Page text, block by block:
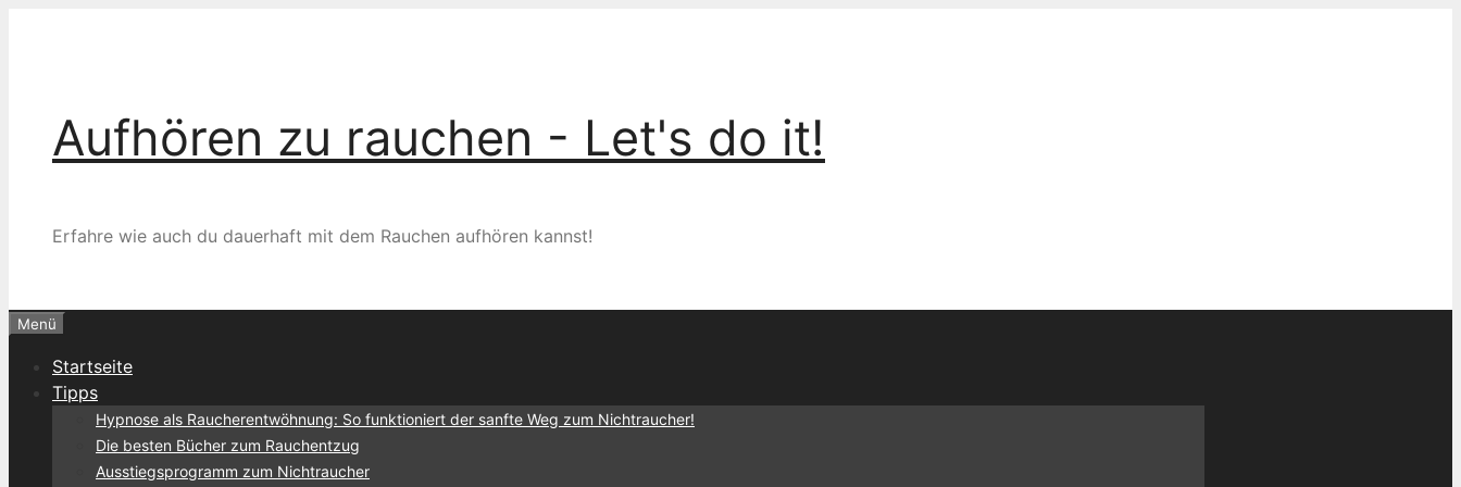
Aufhören zu rauchen - Let's do it!
Erfahre wie auch du dauerhaft mit dem Rauchen aufhören kannst!
Menü
Startseite
Tipps
Hypnose als Raucherentwöhnung: So funktioniert der sanfte Weg zum Nichtraucher!
Die besten Bücher zum Rauchentzug
Ausstiegsprogramm zum Nichtraucher